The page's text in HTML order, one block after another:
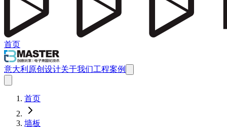
首页
意大利原创设计关于我们工程案例
首页
墙板